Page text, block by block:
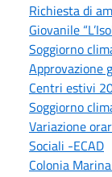
Richiesta di
Giovanile
Soggiorno
Approvazione
Centri estivi
Soggiorno
Variazione
Sociali -ECAD
Colonia